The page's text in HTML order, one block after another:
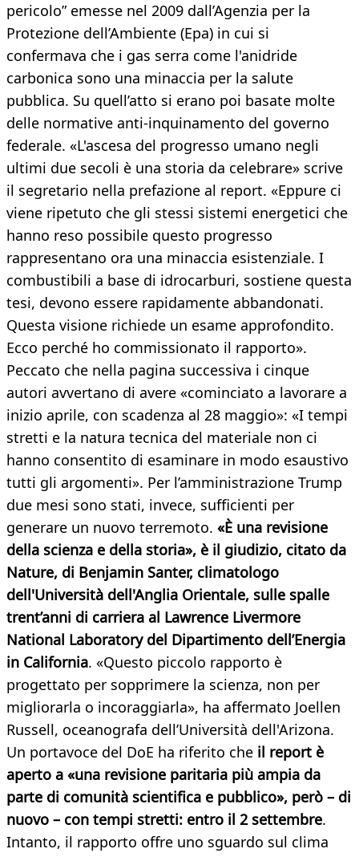
pericolo” emesse nel 2009 dall’Agenzia per la
Protezione dell’Ambiente (Epa) in cui si
confermava che i gas serra come l'anidride
carbonica sono una minaccia per la salute
pubblica. Su quell’atto si erano poi basate molte
delle normative anti-inquinamento del governo
federale. «L'ascesa del progresso umano negli
ultimi due secoli è una storia da celebrare» scrive
il segretario nella prefazione al report. «Eppure ci
viene ripetuto che gli stessi sistemi energetici che
hanno reso possibile questo progresso
rappresentano ora una minaccia esistenziale. I
combustibili a base di idrocarburi, sostiene questa
tesi, devono essere rapidamente abbandonati.
Questa visione richiede un esame approfondito.
Ecco perché ho commissionato il rapporto».
Peccato che nella pagina successiva i cinque
autori avvertano di avere «cominciato a lavorare a
inizio aprile, con scadenza al 28 maggio»: «I tempi
stretti e la natura tecnica del materiale non ci
hanno consentito di esaminare in modo esaustivo
tutti gli argomenti». Per l’amministrazione Trump
due mesi sono stati, invece, sufficienti per
generare un nuovo terremoto. «È una revisione
della scienza e della storia», è il giudizio, citato da
Nature, di Benjamin Santer, climatologo
dell'Università dell'Anglia Orientale, sulle spalle
trent’anni di carriera al Lawrence Livermore
National Laboratory del Dipartimento dell’Energia
in California. «Questo piccolo rapporto è
progettato per sopprimere la scienza, non per
migliorarla o incoraggiarla», ha affermato Joellen
Russell, oceanografa dell’Università dell'Arizona.
Un portavoce del DoE ha riferito che il report è
aperto a «una revisione paritaria più ampia da
parte di comunità scientifica e pubblico», però – di
nuovo – con tempi stretti: entro il 2 settembre.
Intanto, il rapporto offre uno sguardo sul clima